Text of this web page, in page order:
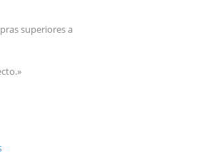
superiores a